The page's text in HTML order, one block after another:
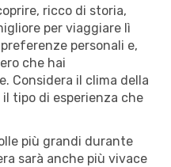
ricco di storia,
per viaggiare lì
personali e,
che hai
Considera il clima della
tipo di esperienza che
più grandi durante
sarà anche più vivace